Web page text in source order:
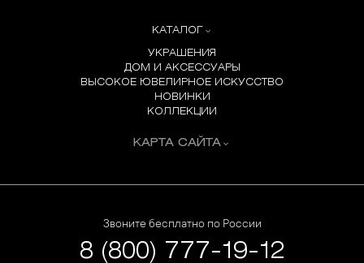
КАТАЛОГ
УКРАШЕНИЯ
ДОМ И АКСЕССУАРЫ
ВЫСОКОЕ ЮВЕЛИРНОЕ ИСКУССТВО
НОВИНКИ
КОЛЛЕКЦИИ
КАРТА САЙТА
Звоните бесплатно по России
8 (800) 777-19-12